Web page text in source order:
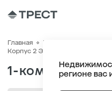
регионе вас
Главная Квартиры
Корпус 2 Этаж 6
1-комнатная